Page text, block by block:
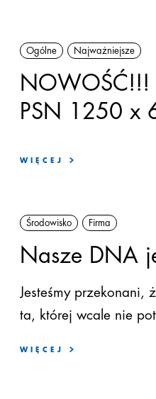
Ogólne Najważniejsze
NOWOŚĆ!!!
PSN 1250 x
WIĘCEJ
Środowisko Firma
Nasze DNA
Jesteśmy przekonani,
ta, której wcale nie
WIĘCEJ